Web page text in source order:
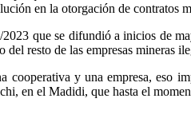
en la otorgación de contratos
que se difundió a inicios de
resto de las empresas mineras
y una empresa, eso
en el Madidi, que hasta el